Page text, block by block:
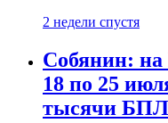
2 недели спустя
Собянин: на
18 по 25
тысячи